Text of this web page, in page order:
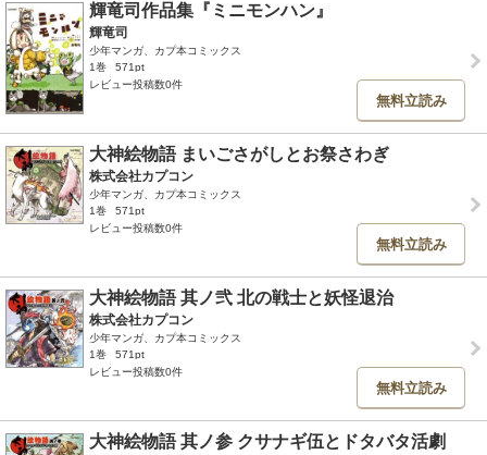
輝竜司作品集『ミニモンハン』
輝竜司
少年マンガ、カプ本コミックス
1巻
571pt
レビュー投稿数0件
無料立読み
大神絵物語 まいごさがしとお祭さわぎ
株式会社カプコン
少年マンガ、カプ本コミックス
1巻
571pt
レビュー投稿数0件
無料立読み
大神絵物語 其ノ弐 北の戦士と妖怪退治
株式会社カプコン
少年マンガ、カプ本コミックス
1巻
571pt
レビュー投稿数0件
無料立読み
大神絵物語 其ノ参 クサナギ伍とドタバタ活劇